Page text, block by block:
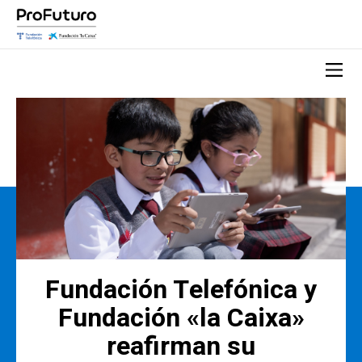
Fundación Telefónica y
Fundación «la Caixa»
reafirman su